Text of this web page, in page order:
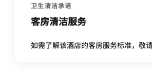
卫生清洁承诺
客房清洁服务
如需了解该酒店的客房服务标准，敬请